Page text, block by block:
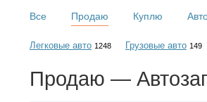
Все Продаю Куплю
Легковые авто 1248 Грузовые авто 149
Продаю —